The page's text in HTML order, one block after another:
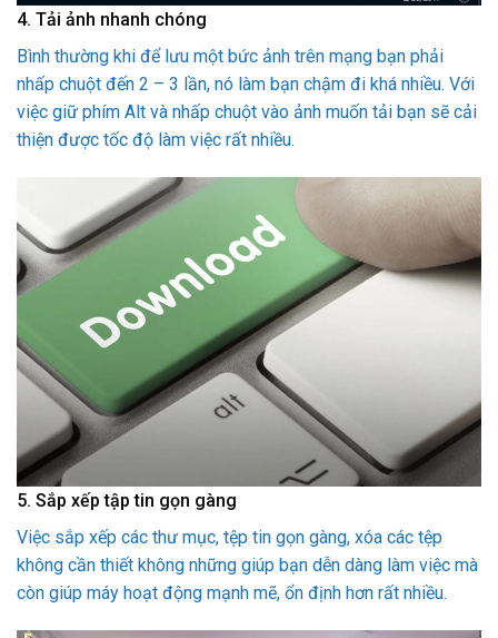
4. Tải ảnh nhanh chóng
Bình thường khi để lưu một bức ảnh trên mạng bạn phải
nhấp chuột đến 2 – 3 lần, nó làm bạn chậm đi khá nhiều. Với
việc giữ phím Alt và nhấp chuột vào ảnh muốn tải bạn sẽ cải
thiện được tốc độ làm việc rất nhiều.
5. Sắp xếp tập tin gọn gàng
Việc sắp xếp các thư mục, tệp tin gọn gàng, xóa các tệp
không cần thiết không những giúp bạn dễn dàng làm việc mà
còn giúp máy hoạt động mạnh mẽ, ổn định hơn rất nhiều.